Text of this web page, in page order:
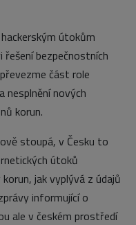
útokům
bezpečnostních
část role
nesplnění nových
korun.
stoupá, v Česku to
útoků
jak vyplývá z údajů
informující o
ale v českém prostředí